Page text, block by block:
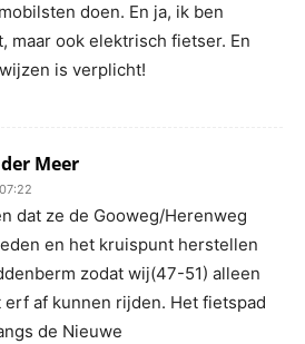
doen. En ja, ik ben
maar ook elektrisch fietser. En
is verplicht!
Meer
dat ze de Gooweg/Herenweg
en het kruispunt herstellen
zodat wij(47-51) alleen
erf af kunnen rijden. Het fietspad
de Nieuwe